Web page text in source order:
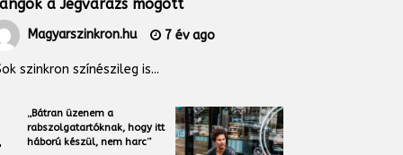
a Jégvarázs mögött
Magyarszinkron.hu 7 év ago
szinkron színészileg is...
„Bátran üzenem a
rabszolgatartóknak, hogy itt
háború készül, nem harc”